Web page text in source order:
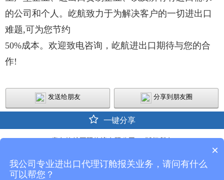
的公司和个人。屹航致力于为解决客户的一切进出口
难题,可为您节约
50%成本。欢迎致电咨询，屹航进出口期待与您的合
作!
发送给朋友 分享到朋友圈
一键分享
×
我公司专业进出口代理订舱报关业务，请问有什么
可以帮您？